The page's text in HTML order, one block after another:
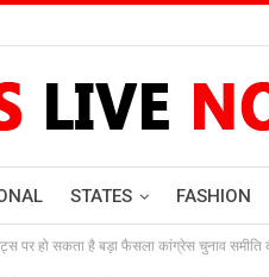
STATES FASHION
पर हो सकता है बड़ा फैसला कांग्रेस चुनाव